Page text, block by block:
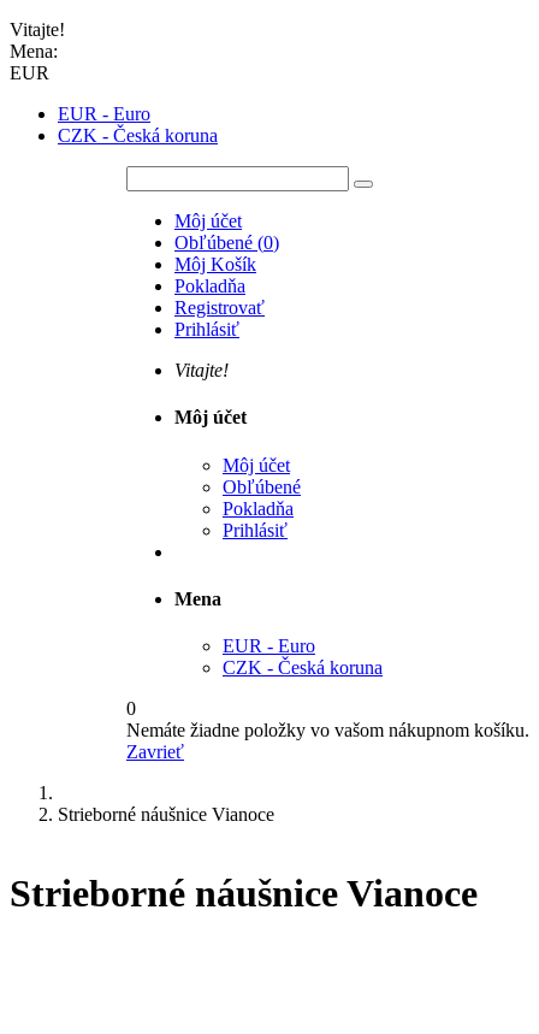
Vitajte!
Mena:
EUR
EUR - Euro
CZK - Česká koruna
Môj účet
Obľúbené (0)
Môj Košík
Pokladňa
Registrovať
Prihlásiť
Vitajte!
Môj účet
Môj účet
Obľúbené
Pokladňa
Prihlásiť
Mena
EUR - Euro
CZK - Česká koruna
0
Nemáte žiadne položky vo vašom nákupnom košíku.
Zavrieť
Strieborné náušnice Vianoce
Strieborné náušnice Vianoce